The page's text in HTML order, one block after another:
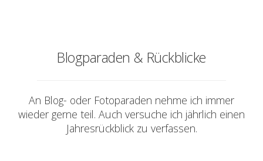
Blogparaden & Rückblicke
An Blog- oder Fotoparaden nehme ich immer
wieder gerne teil. Auch versuche ich jährlich einen
Jahresrückblick zu verfassen.